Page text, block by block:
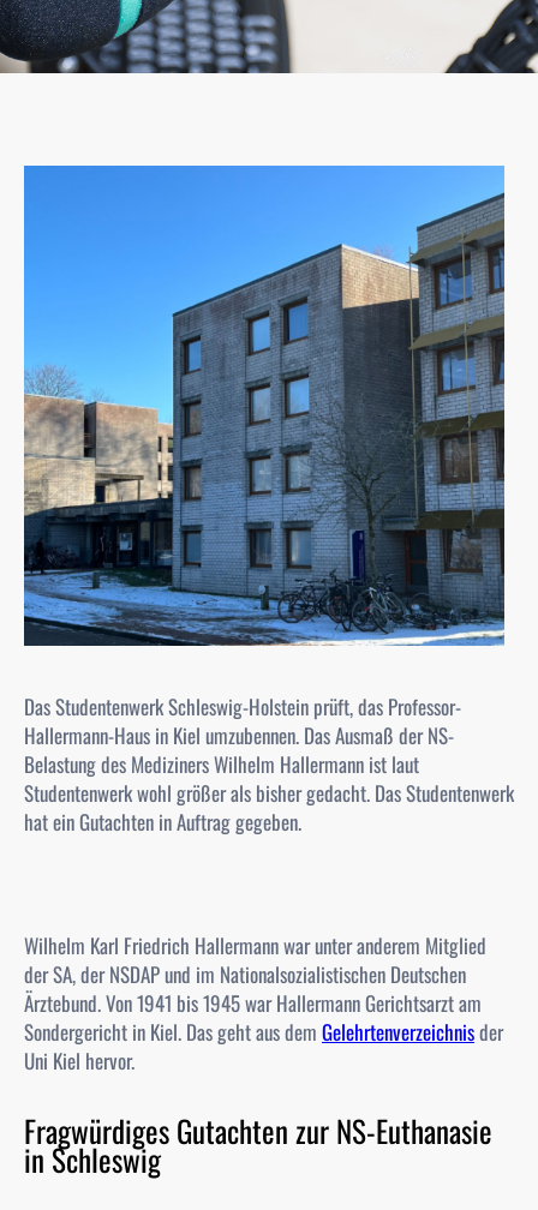
Das Studentenwerk Schleswig-Holstein prüft, das Professor-
Hallermann-Haus in Kiel umzubennen. Das Ausmaß der NS-
Belastung des Mediziners Wilhelm Hallermann ist laut
Studentenwerk wohl größer als bisher gedacht. Das Studentenwerk
hat ein Gutachten in Auftrag gegeben.
Wilhelm Karl Friedrich Hallermann war unter anderem Mitglied
der SA, der NSDAP und im Nationalsozialistischen Deutschen
Ärztebund. Von 1941 bis 1945 war Hallermann Gerichtsarzt am
Sondergericht in Kiel. Das geht aus dem Gelehrtenverzeichnisder
Uni Kiel hervor.
Fragwürdiges Gutachten zur NS-Euthanasie
in Schleswig